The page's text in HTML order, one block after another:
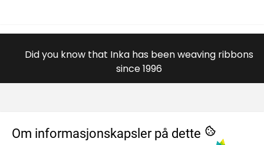
Did you know that Inka has been weaving ribbons
since 1996
OM OSS
Om informasjonskapsler på dette